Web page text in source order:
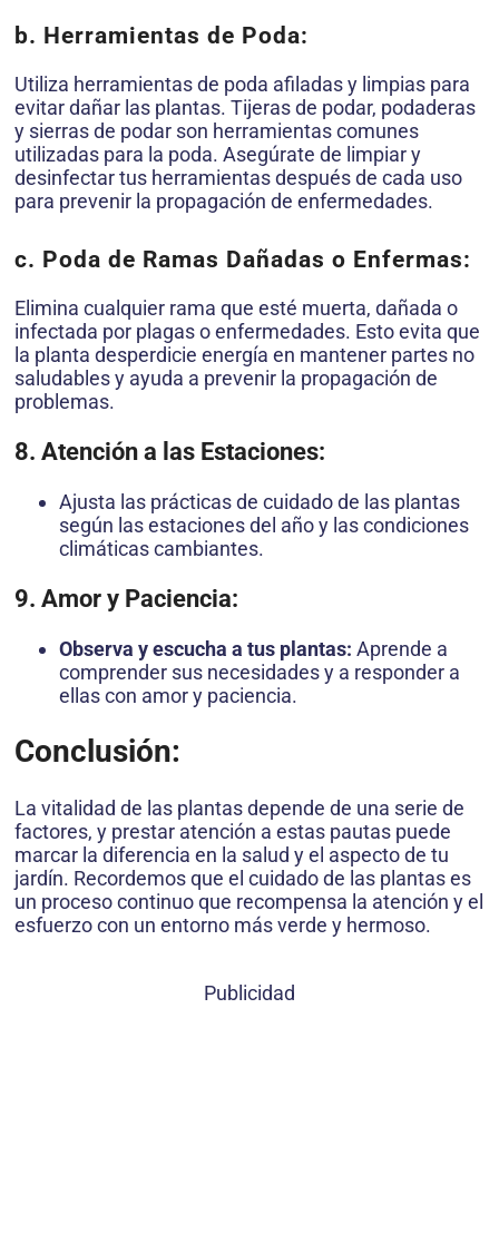
b. Herramientas de Poda:
Utiliza herramientas de poda afiladas y limpias para
evitar dañar las plantas. Tijeras de podar, podaderas
y sierras de podar son herramientas comunes
utilizadas para la poda. Asegúrate de limpiar y
desinfectar tus herramientas después de cada uso
para prevenir la propagación de enfermedades.
c. Poda de Ramas Dañadas o Enfermas:
Elimina cualquier rama que esté muerta, dañada o
infectada por plagas o enfermedades. Esto evita que
la planta desperdicie energía en mantener partes no
saludables y ayuda a prevenir la propagación de
problemas.
8. Atención a las Estaciones:
Ajusta las prácticas de cuidado de las plantas
según las estaciones del año y las condiciones
climáticas cambiantes.
9. Amor y Paciencia:
Observa y escucha a tus plantas: Aprende a
comprender sus necesidades y a responder a
ellas con amor y paciencia.
Conclusión:
La vitalidad de las plantas depende de una serie de
factores, y prestar atención a estas pautas puede
marcar la diferencia en la salud y el aspecto de tu
jardín. Recordemos que el cuidado de las plantas es
un proceso continuo que recompensa la atención y el
esfuerzo con un entorno más verde y hermoso.
Publicidad